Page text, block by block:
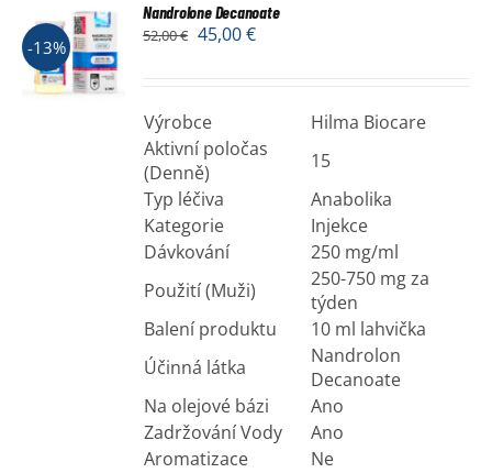
-13%
Nandrolone Decanoate
52,00€ 45,00€
Výrobce
Hilma Biocare
Aktivní poločas
(Denně)
15
Typ léčiva
Anabolika
Kategorie
Injekce
Dávkování
250 mg/ml
Použití (Muži)
250-750 mg za
týden
Balení produktu
10 ml lahvička
Účinná látka
Nandrolon
Decanoate
Na olejové bázi
Ano
Zadržování Vody
Ano
Aromatizace
Ne